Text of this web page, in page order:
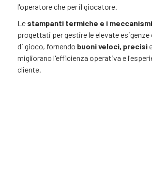
l'operatore che per il giocatore.
Le stampanti termiche e i
progettati per gestire le elevate esigenze
di gioco, fornendo buoniveloci, precisi
migliorano l'efficienza operativa e
cliente.